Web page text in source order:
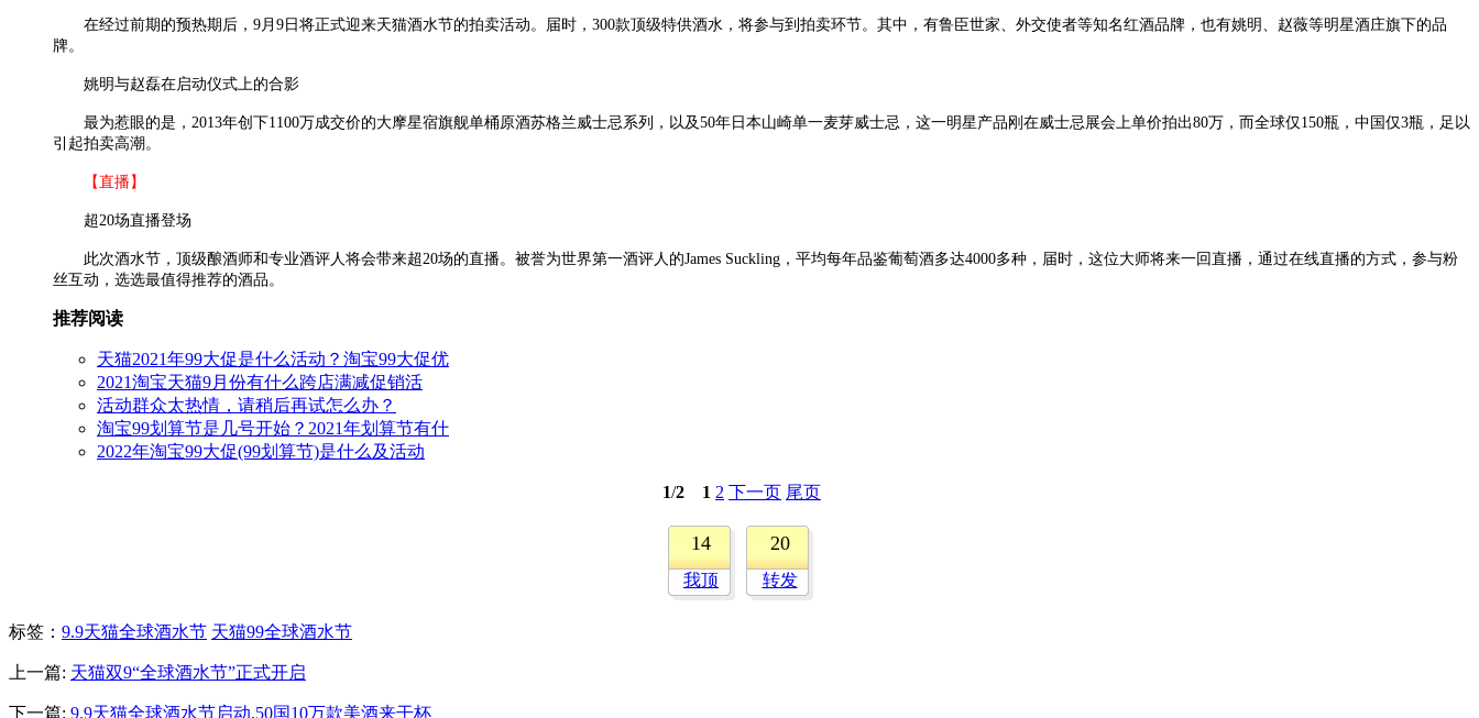
在经过前期的预热期后，9月9日将正式迎来天猫酒水节的拍卖活动。届时，300款顶级特供酒水，将参与到拍卖环节。其中，有鲁臣世家、外交使者等知名红酒品牌，也有姚明、赵薇等明星酒庄旗下的品
牌。
姚明与赵磊在启动仪式上的合影
最为惹眼的是，2013年创下1100万成交价的大摩星宿旗舰单桶原酒苏格兰威士忌系列，以及50年日本山崎单一麦芽威士忌，这一明星产品刚在威士忌展会上单价拍出80万，而全球仅150瓶，中国仅3瓶，足以
引起拍卖高潮。
【直播】
超20场直播登场
此次酒水节，顶级酿酒师和专业酒评人将会带来超20场的直播。被誉为世界第一酒评人的James Suckling，平均每年品鉴葡萄酒多达4000多种，届时，这位大师将来一回直播，通过在线直播的方式，参与粉
丝互动，选选最值得推荐的酒品。
推荐阅读
天猫2021年99大促是什么活动？淘宝99大促优
2021淘宝天猫9月份有什么跨店满减促销活
活动群众太热情，请稍后再试怎么办？
淘宝99划算节是几号开始？2021年划算节有什
2022年淘宝99大促(99划算节)是什么及活动
1/2 1 2 下一页 尾页
14
我顶
20
转发
标签 ： 9.9天猫全球酒水节 天猫99全球酒水节
上一篇: 天猫双9“全球酒水节”正式开启
下一篇: 9.9天猫全球酒水节启动,50国10万款美酒来干杯